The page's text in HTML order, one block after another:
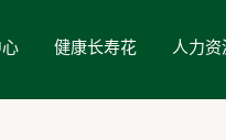
健康长寿花 人力资